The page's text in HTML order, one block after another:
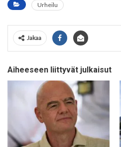
Urheilu
Jakaa
Aiheeseen liittyvät julkaisut